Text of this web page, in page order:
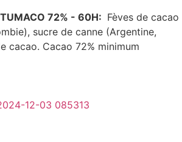
72% - 60H: Fèves de cacao
sucre de canne (Argentine,
cacao. Cacao 72% minimum